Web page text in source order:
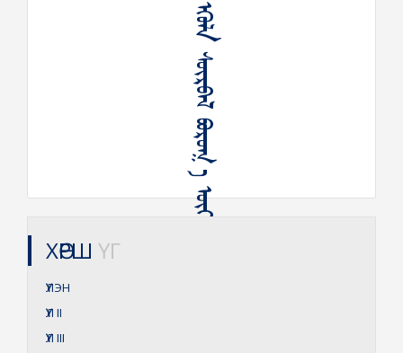
ᠡᠭᠦᠯᠡ ᠰᠥᠷᠪᠡᠯ ᠪᠣᠷᠤᠬ᠋ ᠠ ᠦᠭᠡ ᠰᠥᠷᠪᠡᠯ ᠬᠡᠷᠡᠭᠦᠯ
ХӨРШ ҮГ
ҮҮЛЭН
ҮҮЛ II
ҮҮЛ III